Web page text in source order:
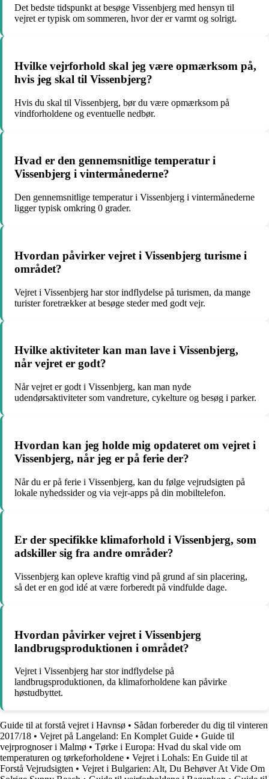
Det bedste tidspunkt at besøge Vissenbjerg med hensyn til
vejret er typisk om sommeren, hvor der er varmt og solrigt.
Hvilke vejrforhold skal jeg være opmærksom på,
hvis jeg skal til Vissenbjerg?
Hvis du skal til Vissenbjerg, bør du være opmærksom på
vindforholdene og eventuelle nedbør.
Hvad er den gennemsnitlige temperatur i
Vissenbjerg i vintermånederne?
Den gennemsnitlige temperatur i Vissenbjerg i vintermånederne
ligger typisk omkring 0 grader.
Hvordan påvirker vejret i Vissenbjerg turisme i
området?
Vejret i Vissenbjerg har stor indflydelse på turismen, da mange
turister foretrækker at besøge steder med godt vejr.
Hvilke aktiviteter kan man lave i Vissenbjerg,
når vejret er godt?
Når vejret er godt i Vissenbjerg, kan man nyde
udendørsaktiviteter som vandreture, cykelture og besøg i parker.
Hvordan kan jeg holde mig opdateret om vejret i
Vissenbjerg, når jeg er på ferie der?
Når du er på ferie i Vissenbjerg, kan du følge vejrudsigten på
lokale nyhedssider og via vejr-apps på din mobiltelefon.
Er der specifikke klimaforhold i Vissenbjerg, som
adskiller sig fra andre områder?
Vissenbjerg kan opleve kraftig vind på grund af sin placering,
så det er en god idé at være forberedt på vindfulde dage.
Hvordan påvirker vejret i Vissenbjerg
landbrugsproduktionen i området?
Vejret i Vissenbjerg har stor indflydelse på
landbrugsproduktionen, da klimaforholdene kan påvirke
høstudbyttet.
Guide til at forstå vejret i Havnsø • Sådan forbereder du dig til vinteren
2017/18 • Vejret på Langeland: En Komplet Guide • Guide til
vejrprognoser i Malmø • Tørke i Europa: Hvad du skal vide om
temperaturen og tørkeforholdene • Vejret i Lohals: En Guide til at
Forstå Vejrudsigten • Vejret i Bulgarien: Alt, Du Behøver At Vide Om